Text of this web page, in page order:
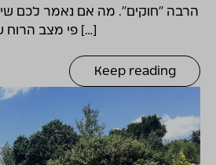
הרבה "חוקים". מה אם נאמר לכם
פי מצב הרוח שלכם? ככה פשוט… אז […]
Keep reading